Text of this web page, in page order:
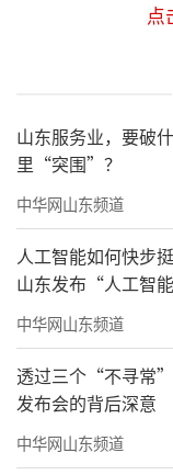
根据处罚
具体来看
间，南宁敏顺
药开具14份增
万元，税额为
广服务费”。
税务机关
总局烟台市税
税发票”。
根据《国
查局税务处理
点
山东服务业，要破
里“突围”？
中华网山东频道
人工智能如何快步
山东发布“人工智
中华网山东频道
透过三个“不寻常
发布会的背后深意
中华网山东频道